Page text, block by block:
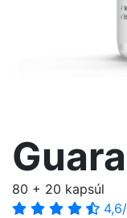
80 + 20 kapsúl
4,6